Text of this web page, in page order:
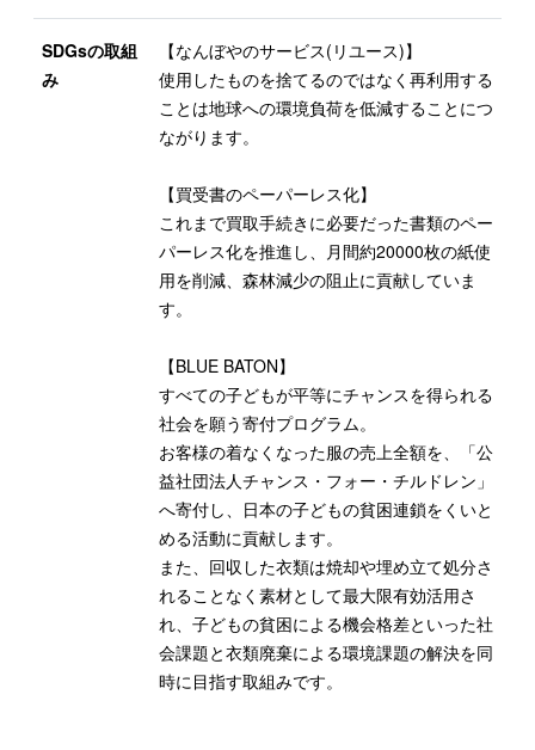
SDGsの取組
み
【なんぼやのサービス(リユース)】
使用したものを捨てるのではなく再利用する
ことは地球への環境負荷を低減することにつ
ながります。
【買受書のペーパーレス化】
これまで買取手続きに必要だった書類のペー
パーレス化を推進し、月間約20000枚の紙使
用を削減、森林減少の阻止に貢献していま
す。
【BLUE BATON】
すべての子どもが平等にチャンスを得られる
社会を願う寄付プログラム。
お客様の着なくなった服の売上全額を、「公
益社団法人チャンス・フォー・チルドレン」
へ寄付し、日本の子どもの貧困連鎖をくいと
める活動に貢献します。
また、回収した衣類は焼却や埋め立て処分さ
れることなく素材として最大限有効活用さ
れ、子どもの貧困による機会格差といった社
会課題と衣類廃棄による環境課題の解決を同
時に目指す取組みです。